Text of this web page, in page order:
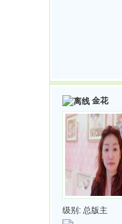
金花
级别: 总版主